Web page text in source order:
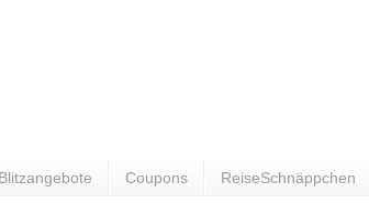
Blitzangebote Coupons ReiseSchnäppchen